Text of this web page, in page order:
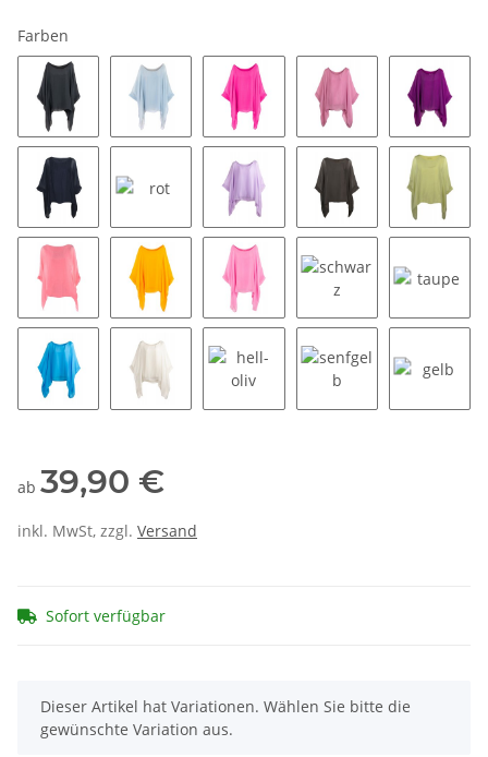
Farben
ab 39,90 €
inkl. MwSt, zzgl. Versand
Sofort verfügbar
x
Dieser Artikel hat Variationen. Wählen Sie bitte die
gewünschte Variation aus.